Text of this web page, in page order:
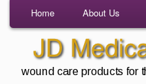
Home About Us